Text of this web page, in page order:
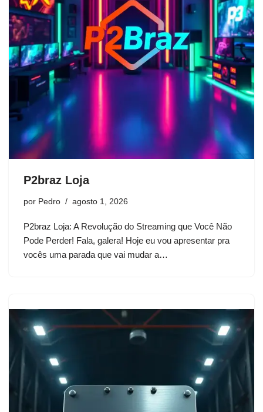
P2braz Loja
por Pedro agosto 1, 2026
P2braz Loja: A Revolução do Streaming que Você Não
Pode Perder! Fala, galera! Hoje eu vou apresentar pra
vocês uma parada que vai mudar a…